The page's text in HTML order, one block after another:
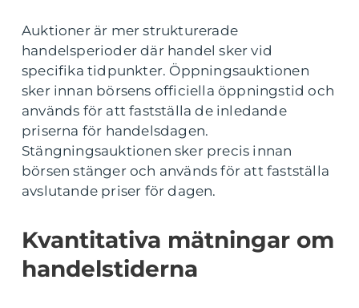
Auktioner är mer strukturerade
handelsperioder där handel sker vid
specifika tidpunkter. Öppningsauktionen
sker innan börsens officiella öppningstid och
används för att fastställa de inledande
priserna för handelsdagen.
Stängningsauktionen sker precis innan
börsen stänger och används för att fastställa
avslutande priser för dagen.
Kvantitativa mätningar om
handelstiderna